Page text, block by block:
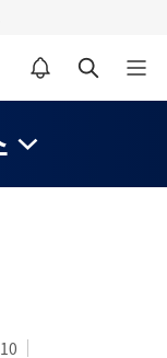
알림설정 바로가기 검색 바로가기 메뉴 열기